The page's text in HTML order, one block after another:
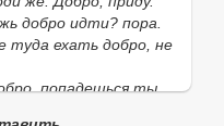
человеке.
утроприветствие
благу народа.
добро идти? пора.
туда ехать добро, не
попадешься ты